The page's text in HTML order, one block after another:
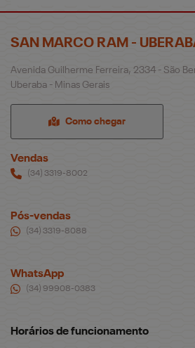
SAN MARCO RAM -
Avenida Guilherme Ferreira, 2334 - São
Uberaba - Minas Gerais
Como chegar
Vendas
(34) 3319-8002
Pós-vendas
(34) 3319-8088
WhatsApp
(34) 99908-0383
Horários de funcionamento